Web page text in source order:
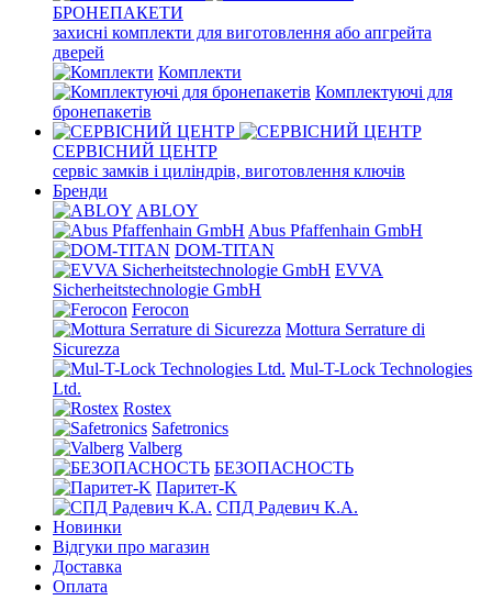
БРОНЕПАКЕТИ
захисні комплекти для виготовлення або апгрейта
дверей
Комплекти
Комплектуючі для
бронепакетів
СЕРВІСНИЙ ЦЕНТР
сервіс замків і циліндрів, виготовлення ключів
Бренди
ABLOY
Abus Pfaffenhain GmbH
DOM-TITAN
EVVA
Sicherheitstechnologie GmbH
Ferocon
Mottura Serrature di
Sicurezza
Mul-T-Lock Technologies
Ltd.
Rostex
Safetronics
Valberg
БЕЗОПАСНОСТЬ
Паритет-K
СПД Радевич К.А.
Новинки
Відгуки про магазин
Доставка
Оплата